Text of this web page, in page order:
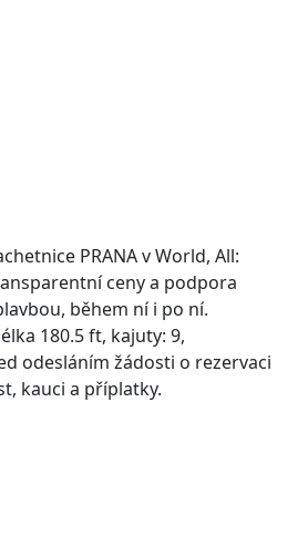
PRANA v World, All:
ceny a podpora
během ní i po ní.
180.5 ft, kajuty: 9,
odesláním žádosti o rezervaci
kauci a příplatky.